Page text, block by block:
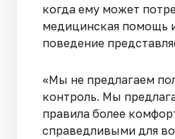
когда ему может
медицинская помощь
поведение
«Мы не предлагаем
контроль. Мы
правила более
справедливыми для